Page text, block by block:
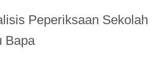
Peperiksaan Sekolah
Bapa